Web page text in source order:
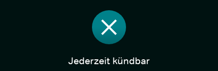
Jederzeit kündbar